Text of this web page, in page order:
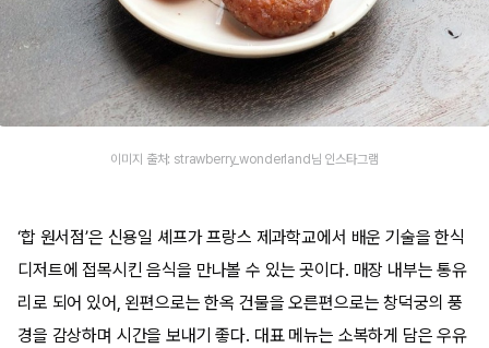
이미지 출처: strawberry_wonderland님 인스타그램
‘합 원서점’은 신용일 셰프가 프랑스 제과학교에서 배운 기술을 한식
디저트에 접목시킨 음식을 만나볼 수 있는 곳이다. 매장 내부는 통유
리로 되어 있어, 왼편으로는 한옥 건물을 오른편으로는 창덕궁의 풍
경을 감상하며 시간을 보내기 좋다. 대표 메뉴는 소복하게 담은 우유